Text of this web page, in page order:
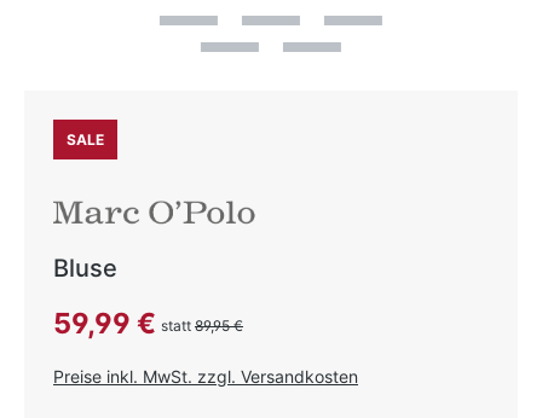
SALE
Bluse
Verkaufspreis:
59,99 € statt 89,95 €
Preise inkl. MwSt. zzgl. Versandkosten